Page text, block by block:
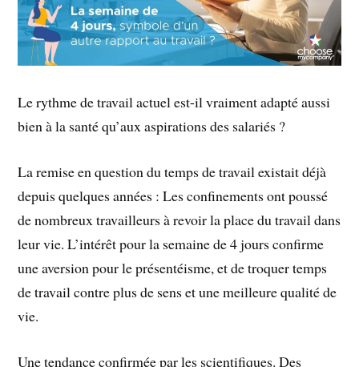
Le rythme de travail actuel est-il vraiment adapté aussi
bien à la santé qu’aux aspirations des salariés ?
La remise en question du temps de travail existait déjà
depuis quelques années : Les confinements ont poussé
de nombreux travailleurs à revoir la place du travail dans
leur vie. L’intérêt pour la semaine de 4 jours confirme
une aversion pour le présentéisme, et de troquer temps
de travail contre plus de sens et une meilleure qualité de
vie.
Une tendance confirmée par les scientifiques. Des